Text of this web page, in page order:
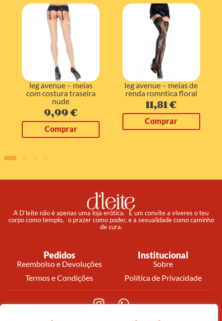
leg avenue – meias
com costura traseira
nude
9,99€
Comprar
leg avenue – meias de
renda romntica floral
11,81€
Comprar
A D’leite não é apenas uma loja erótica. É um convite a viveres o teu
corpo como templo, o prazer como poder, e a sexualidade como caminho
de cura.
Pedidos
Reembolso e Devoluções
Termos e Condições
Institucional
Sobre
Política de Privacidade